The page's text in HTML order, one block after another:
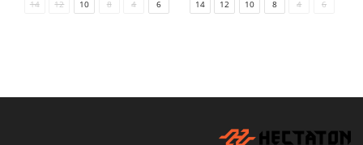
6
4
8
10
12
14
6
4
8
10
12
14